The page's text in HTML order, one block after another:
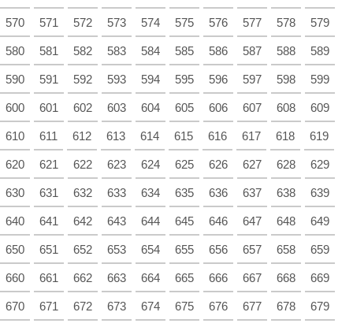
570 571 572 573 574 575 576 577 578 579
580 581 582 583 584 585 586 587 588 589
590 591 592 593 594 595 596 597 598 599
600 601 602 603 604 605 606 607 608 609
610 611 612 613 614 615 616 617 618 619
620 621 622 623 624 625 626 627 628 629
630 631 632 633 634 635 636 637 638 639
640 641 642 643 644 645 646 647 648 649
650 651 652 653 654 655 656 657 658 659
660 661 662 663 664 665 666 667 668 669
670 671 672 673 674 675 676 677 678 679